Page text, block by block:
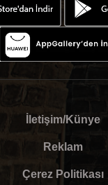
İletişim/Künye
Reklam
Çerez Politikası